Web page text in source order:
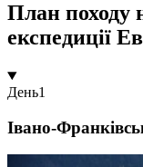
План походу
експедиції
День1
Івано-